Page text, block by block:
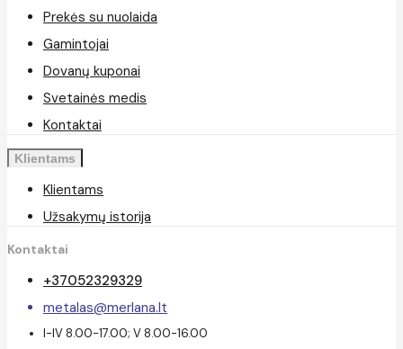
Prekės su nuolaida
Gamintojai
Dovanų kuponai
Svetainės medis
Kontaktai
Klientams
Klientams
Užsakymų istorija
Kontaktai
+37052329329
metalas@merlana.lt
I-IV 8.00-17.00; V 8.00-16.00